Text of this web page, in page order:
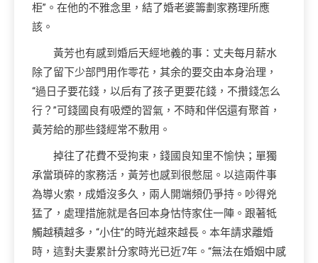
柜”。在他的不雅念里，結了婚老婆籌劃家務理所應
該。
黃芳也有感到婚后天經地義的事：丈夫每月薪水
除了留下少部門用作零花，其余的要交由本身治理，
“過日子要花錢，以后有了孩子更要花錢，不攢錢怎么
行？”可錢國良有吸煙的習氣，不時和伴侶還有聚首，
黃芳給的那些錢經常不敷用。
掉往了花費不受拘束，錢國良知里不愉快；單獨
承當瑣碎的家務活，黃芳也感到很憋屈。以這兩件事
為導火索，成婚沒多久，兩人開端頻仍爭持。吵得兇
猛了，處理措施就是各回本身怙恃家住一陣。跟著牴
觸越積越多，“小住”的時光越來越長。本年請求離婚
時，這對夫妻累計分家時光已近7年。“無法在婚姻中感